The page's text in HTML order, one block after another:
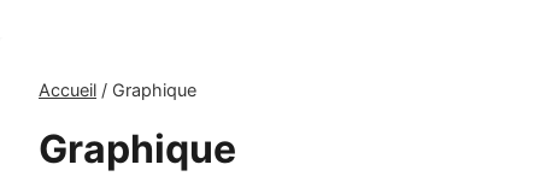
Accueil / Graphique
Graphique